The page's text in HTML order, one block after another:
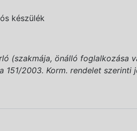
készülék
(szakmája, önálló
151/2003. Korm. rendelet